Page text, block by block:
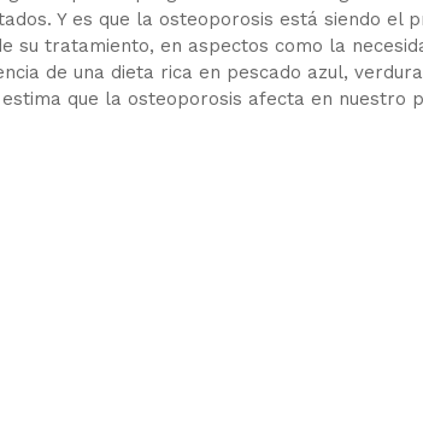
Y es que la osteoporosis está siendo el
su tratamiento, en aspectos como la
de una dieta rica en pescado azul,
que la osteoporosis afecta en nuestro